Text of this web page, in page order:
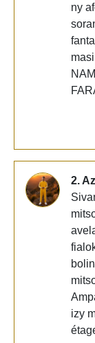
ny
2.
izy